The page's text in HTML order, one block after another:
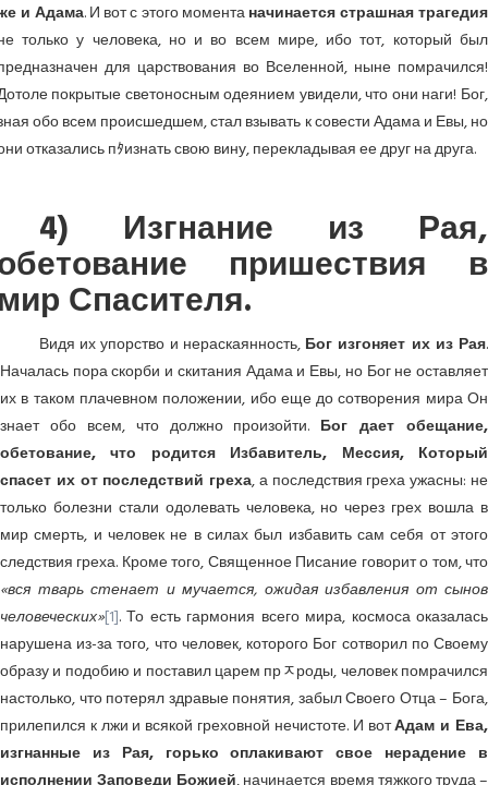
и Адама. И вот с этого моментаначинается страшная трагедия
только у человека, но и во всем мире, ибо тот, который был
для царствования во Вселенной, ныне помрачился!
покрытые светоносным одеянием увидели, что они наги! Бог,
обо всем происшедшем, стал взывать к совести Адама и Евы, но
отказались пﾀизнать свою вину, перекладывая ее друг на друга.
4) Изгнание из Рая,
пришествия в
Спасителя.
Видя их упорство и нераскаянность, Бог изгоняет их из Рая.
Началась пора скорби и скитания Адама и Евы, но Бог не оставляет
их в таком плачевном положении, ибо еще до сотворения мира Он
знает обо всем, что должно произойти. Бог дает обещание,
обетование, что родится Избавитель, Мессия, Который
спасет их от последствий греха, а последствия греха ужасны: не
только болезни стали одолевать человека, но через грех вошла в
мир смерть, и человек не в силах был избавить сам себя от этого
следствия греха. Кроме того, Священное Писание говорит о том, что
«вся тварь стенает и мучается, ожидая избавления от сынов
человеческих»[1]. То есть гармония всего мира, космоса оказалась
нарушена из-за того, что человек, которого Бог сотворил по Своему
образу и подобию и поставил царем прﾸроды, человек помрачился
настолько, что потерял здравые понятия, забыл Своего Отца – Бога,
прилепился к лжи и всякой греховной нечистоте. И вотАдам и Ева,
изгнанные из Рая, горько оплакивают свое нерадение в